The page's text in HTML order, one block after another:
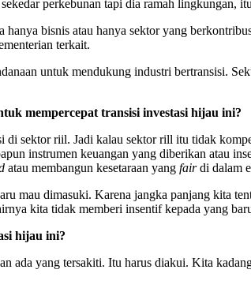
perkebunan tapi dia ramah lingkungan,
bisnis atau hanya sektor yang
terkait.
untuk mendukung industri bertransisi.
mempercepat transisi investasi hijau ini?
di sektor riil. Jadi kalau sektor rill itu tidak
instrumen keuangan yang diberikan atau
atau membangun kesetaraan yang fairdi dalam
mau dimasuki. Karena jangka panjang kita
kita tidak memberi insentif kepada yang
hijau ini?
ada yang tersakiti. Itu harus diakui. Kita